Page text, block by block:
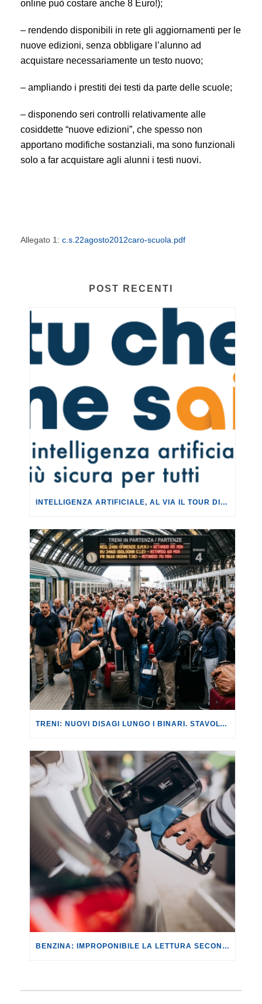
online può costare anche 8 Euro!);
– rendendo disponibili in rete gli aggiornamenti per le
nuove edizioni, senza obbligare l’alunno ad
acquistare necessariamente un testo nuovo;
– ampliando i prestiti dei testi da parte delle scuole;
– disponendo seri controlli relativamente alle
cosiddette “nuove edizioni”, che spesso non
apportano modifiche sostanziali, ma sono funzionali
solo a far acquistare agli alunni i testi nuovi.
Allegato 1: c.s.22agosto2012caro-scuola.pdf
POST RECENTI
INTELLIGENZA ARTIFICIALE, AL VIA IL TOUR DI EVENTI DEL PROGETTO TU CHE NE SAI?
TRENI: NUOVI DISAGI LUNGO I BINARI. STAVOLTA SULLA LINEA AV ROMA-NAPOLI, CON RITARDI FINO A 180 MINUTI.
BENZINA: IMPROPONIBILE LA LETTURA SECONDO CUI PROROGARE IL TAGLIO DELLE ACCISE SIGNIFICA TASSARE TUTTI I CITTADINI.